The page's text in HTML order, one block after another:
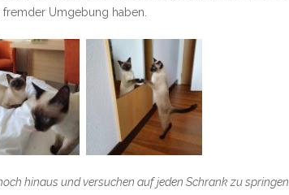
Umgebung haben.
hinaus und versuchen auf jeden Schrank zu springen.